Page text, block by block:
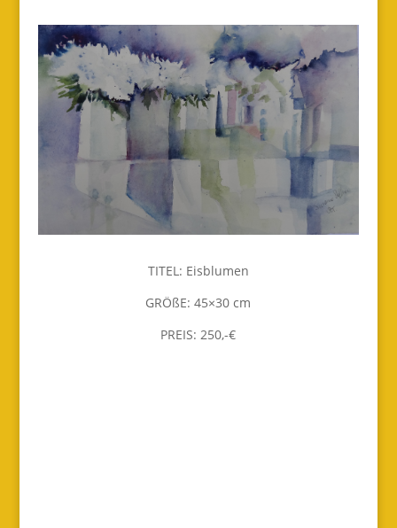
TITEL: Eisblumen
GRÖßE: 45×30 cm
PREIS: 250,-€